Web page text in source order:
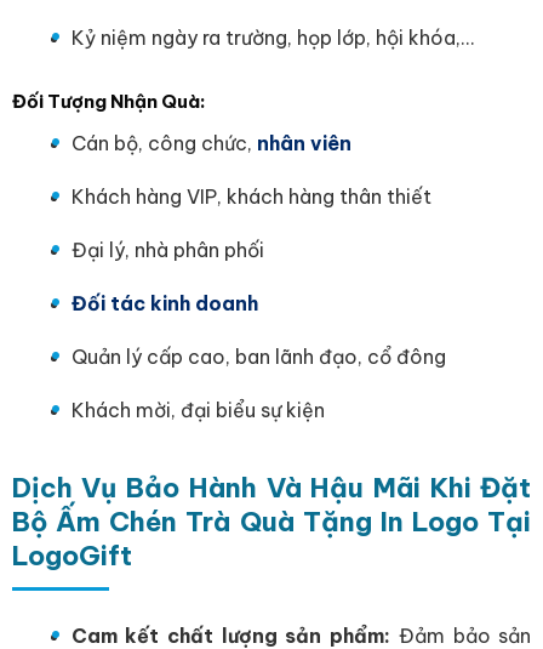
Kỷ niệm ngày ra trường, họp lớp, hội khóa,…
Đối Tượng Nhận Quà:
Cán bộ, công chức, nhân viên
Khách hàng VIP, khách hàng thân thiết
Đại lý, nhà phân phối
Đối tác kinh doanh
Quản lý cấp cao, ban lãnh đạo, cổ đông
Khách mời, đại biểu sự kiện
Dịch Vụ Bảo Hành Và Hậu Mãi Khi Đặt
Bộ Ấm Chén Trà Quà Tặng In Logo Tại
LogoGift
Cam kết chất lượng sản phẩm: Đảm bảo sản